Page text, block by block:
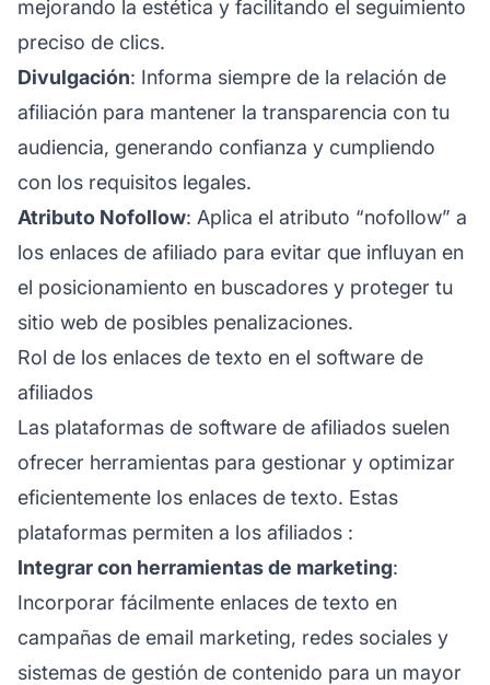
mejorando la estética y facilitando el seguimiento
preciso de clics.
Divulgación: Informa siempre de la relación de
afiliación para mantener la transparencia con tu
audiencia, generando confianza y cumpliendo
con los requisitos legales.
Atributo Nofollow: Aplica el atributo “nofollow” a
los enlaces de afiliado para evitar que influyan en
el posicionamiento en buscadores y proteger tu
sitio web de posibles penalizaciones.
Rol de los enlaces de texto en el software de
afiliados
Las plataformas de software de afiliados suelen
ofrecer herramientas para gestionar y optimizar
eficientemente los enlaces de texto. Estas
plataformas permiten a los afiliados :
Integrar con herramientas de marketing:
Incorporar fácilmente enlaces de texto en
campañas de email marketing, redes sociales y
sistemas de gestión de contenido para un mayor